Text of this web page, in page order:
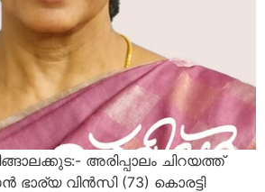
അരിപ്പാലം ചിറയത്ത്
വിൻസി (73) കൊരട്ടി